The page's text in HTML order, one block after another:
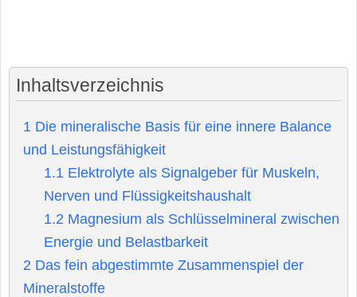
Inhaltsverzeichnis
1 Die mineralische Basis für eine innere Balance
und Leistungsfähigkeit
1.1 Elektrolyte als Signalgeber für Muskeln,
Nerven und Flüssigkeitshaushalt
1.2 Magnesium als Schlüsselmineral zwischen
Energie und Belastbarkeit
2 Das fein abgestimmte Zusammenspiel der
Mineralstoffe